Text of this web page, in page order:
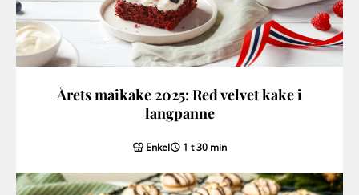
Årets maikake 2025: Red velvet kake i
langpanne
Enkel 1 t 30 min